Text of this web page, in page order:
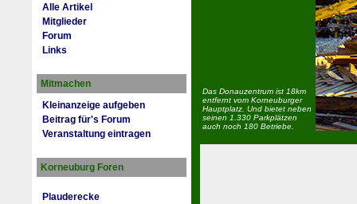
Alle Artikel
Mitglieder
Forum
Links
Mitmachen
Kleinanzeige aufgeben
Beitrag für's Forum
Veranstaltung eintragen
Korneuburg Foren
Plauderecke
Das Donauzentrum ist 18km
entfernt vom Korneuburger
Hauptplatz. Und bietet neben
seinen 1.330 Parkplätzen
auch noch 180 Betriebe.